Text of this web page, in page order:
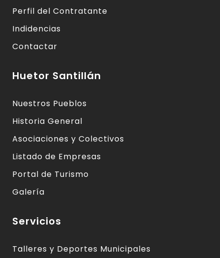
Perfil del Contratante
Indidencias
Contactar
Huetor Santillán
Nuestros Pueblos
Historia General
Asociaciones y Colectivos
Listado de Empresas
Portal de Turismo
Galería
Servicios
Talleres y Deportes Municipales